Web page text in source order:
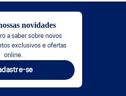
novidades
a saber sobre novos
exclusivos e ofertas
online.
se